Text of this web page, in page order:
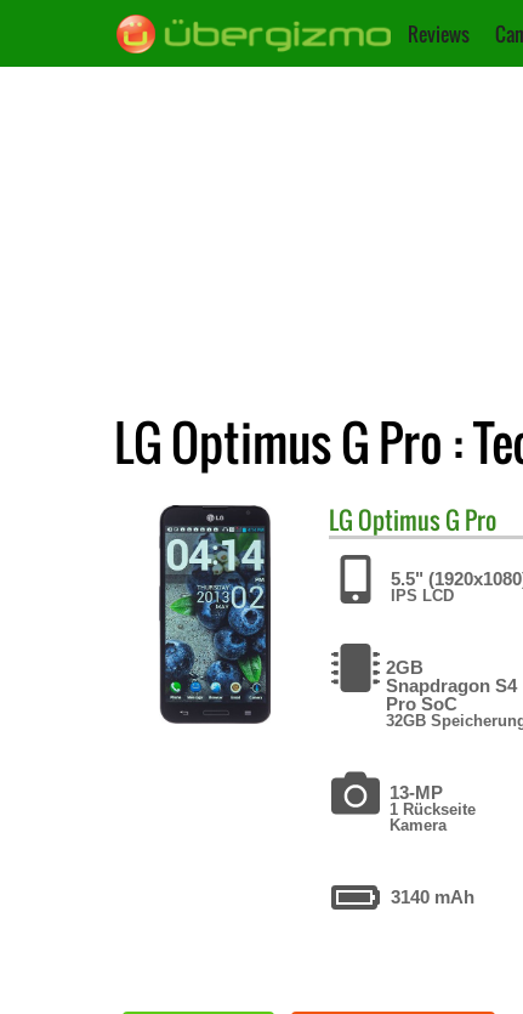
Reviews
LG Optimus G Pro :
LG Optimus G Pro
5.5"
IPS LCD
2GB
Snapdragon S4
Pro SoC
32GB
13-MP
1 Rückseite
Kamera
3140 mAh